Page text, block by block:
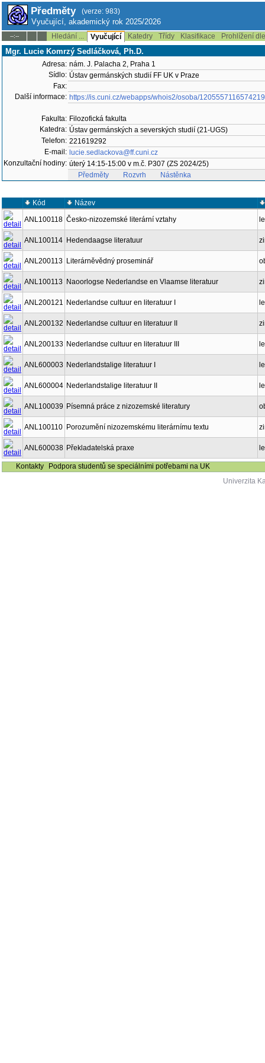
Předměty (verze: 983)
Vyučující, akademický rok 2025/2026
--:-- Hledání ... Vyučující Katedry Třídy Klasifikace Prohlížení
Mgr. Lucie Komrzý Sedláčková, Ph.D.
Adresa: nám. J. Palacha 2, Praha 1
Sídlo: Ústav germánských studií FF UK v Praze
Fax:
Další informace: https://is.cuni.cz/webapps/whois2/osoba/1205557116574219
Fakulta: Filozofická fakulta
Katedra: Ústav germánských a severských studií (21-UGS)
Telefon: 221619292
E-mail: lucie.sedlackova@ff.cuni.cz
Konzultační hodiny: úterý 14:15-15:00 v m.č. P307 (ZS 2024/25)
Předměty
Rozvrh Nástěnka
Kód
Název
ANL100118 Česko-nizozemské literární vztahy
ANL100114 Hedendaagse literatuur
ANL200113 Literárněvědný proseminář
ANL100113 Naoorlogse Nederlandse en Vlaamse literatuur
ANL200121 Nederlandse cultuur en literatuur I
ANL200132 Nederlandse cultuur en literatuur II
ANL200133 Nederlandse cultuur en literatuur III
ANL600003 Nederlandstalige literatuur I
ANL600004 Nederlandstalige literatuur II
ANL100039 Písemná práce z nizozemské literatury
ANL100110 Porozumění nizozemskému literárnímu textu
ANL600038 Překladatelská praxe
Kontakty
Podpora studentů se speciálními potřebami na UK
Univerzita